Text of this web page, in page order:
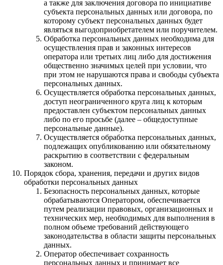
а также для заключения договора по инициативе
субъекта персональных данных или договора, по
которому субъект персональных данных будет
являться выгодоприобретателем или поручителем.
Обработка персональных данных необходима для
осуществления прав и законных интересов
оператора или третьих лиц либо для достижения
общественно значимых целей при условии, что
при этом не нарушаются права и свободы субъекта
персональных данных.
Осуществляется обработка персональных данных,
доступ неограниченного круга лиц к которым
предоставлен субъектом персональных данных
либо по его просьбе (далее – общедоступные
персональные данные).
Осуществляется обработка персональных данных,
подлежащих опубликованию или обязательному
раскрытию в соответствии с федеральным
законом.
Порядок сбора, хранения, передачи и других видов
обработки персональных данных
Безопасность персональных данных, которые
обрабатываются Оператором, обеспечивается
путем реализации правовых, организационных и
технических мер, необходимых для выполнения в
полном объеме требований действующего
законодательства в области защиты персональных
данных.
Оператор обеспечивает сохранность
персональных данных и принимает все